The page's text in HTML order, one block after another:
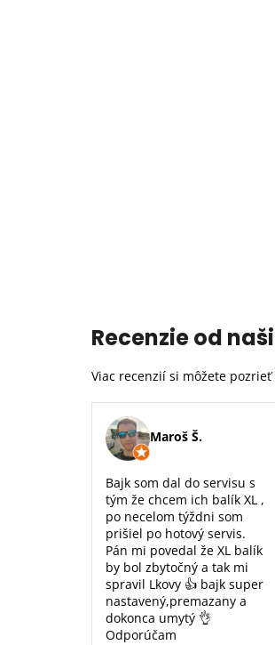
Recenzie od
Viac recenzií si môžete pozrieť
Maroš Š.
Bajk som dal do servisu s
tým že chcem ich balík XL ,
po necelom týždni som
prišiel po hotový servis.
Pán mi povedal že XL balík
by bol zbytočný a tak mi
spravil Lkovy 👍 bajk super
nastavený,premazany a
dokonca umytý 👌
Odporúčam